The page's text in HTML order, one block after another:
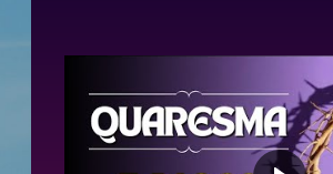
AS MELHORES MÚSICAS CATÓLICAS
BRINDES
QUERO DOAR